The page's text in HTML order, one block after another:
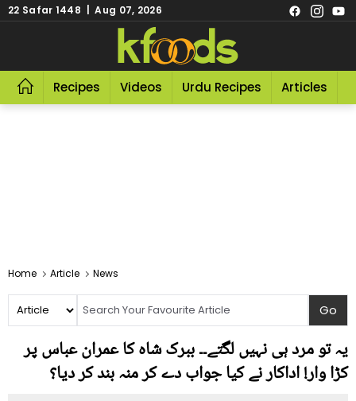
22 Safar 1448 | Aug 07, 2026
Recipes Videos Urdu Recipes Articles
Home Article News
یہ تو مرد ہی نہیں لگتے۔۔ ببرک شاہ کا عمران عباس پر
کڑا وار! اداکار نے کیا جواب دے کر منہ بند کر دیا؟